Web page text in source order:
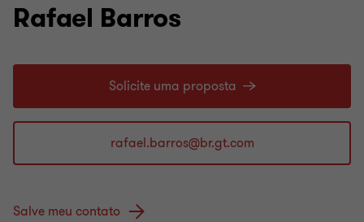
Rafael Barros
Solicite uma proposta
Salve meu contato